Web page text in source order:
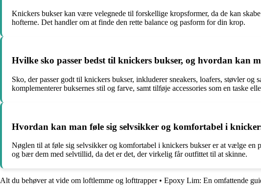
Knickers bukser kan være velegnede til forskellige kropsformer, da de kan
hofterne. Det handler om at finde den rette balance og pasform for din krop.
Hvilke sko passer bedst til knickers bukser, og hvordan kan
Sko, der passer godt til knickers bukser, inkluderer sneakers, loafers, støvler
komplementerer buksernes stil og farve, samt tilføje accessories som en taske
Hvordan kan man føle sig selvsikker og komfortabel i
Nøglen til at føle sig selvsikker og komfortabel i knickers bukser er at vælge
og bær dem med selvtillid, da det er det, der virkelig får outfittet til at skinne.
Alt du behøver at vide om loftlemme og lofttrapper• Epoxy Lim: En omfattende